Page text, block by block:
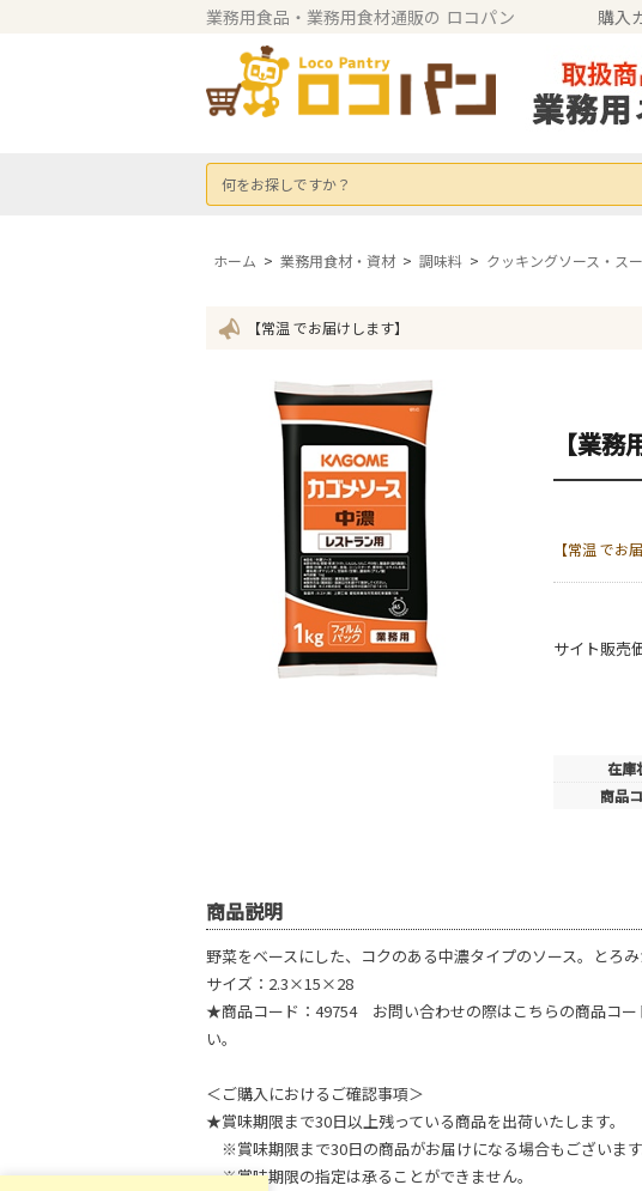
業務用食品・業務用食材通販の ロコパン 購入
何をお探しですか？
ホーム > 業務用食材・資材 > 調味料 > クッキングソース・ス
【常温 でお届けします】
【業
【常温 でお
サイト販売
在庫
商品
商品説明
野菜をベースにした、コクのある中濃タイプのソース。とろみ
サイズ：2.3×15×28
★商品コード：49754 お問い合わせの際はこちらの商品コー
い。
＜ご購入におけるご確認事項＞
★賞味期限まで30日以上残っている商品を出荷いたします。
※賞味期限まで30日の商品がお届けになる場合もございます
※賞味期限の指定は承ることができません。